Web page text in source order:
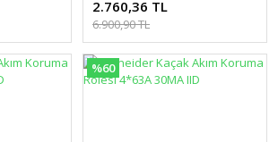
2.760,36 TL
6.900,90 TL
%60